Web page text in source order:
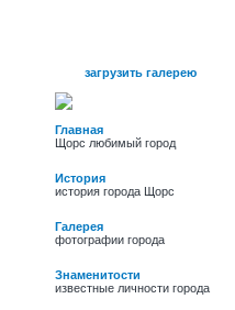
загрузить галерею
Главная
Щорс любимый город
История
история города Щорс
Галерея
фотографии города
Знаменитости
известные личности города